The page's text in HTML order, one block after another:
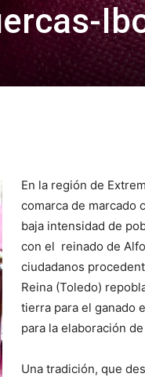
En la región de
comarca de marcado
baja intensidad de
con el reinado de
ciudadanos
Reina (Toledo)
tierra para el ganado
para la elaboración
Una tradición, que